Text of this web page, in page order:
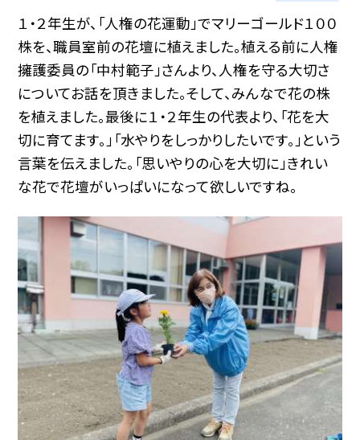
１・２年生が、「人権の花運動」でマリーゴールド１００
株を、職員室前の花壇に植えました。植える前に人権
擁護委員の「中村範子」さんより、人権を守る大切さ
についてお話を頂きました。そして、みんなで花の株
を植えました。最後に１・２年生の代表より、「花を大
切に育てます。」「水やりをしっかりしたいです。」という
言葉を伝えました。「思いやりの心を大切に」きれい
な花で花壇がいっぱいになって欲しいですね。